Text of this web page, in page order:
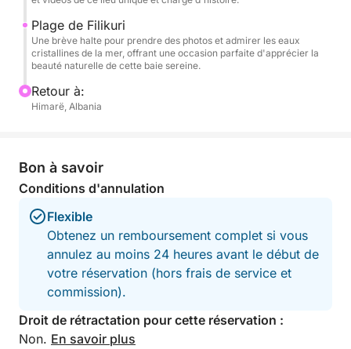
directement depuis l'eau. Une perspective unique
qui transforme le littoral en un décor de film, un
souvenir inoubliable.
N'oubliez pas votre crème solaire, votre chapeau et
Plage de Filikuri
Une brève halte pour prendre des photos et admirer les eaux
cristallines de la mer, offrant une occasion parfaite d'apprécier la
beauté naturelle de cette baie sereine.
Retour à:
Himarë, Albania
Bon à savoir
Conditions d'annulation
Flexible
Obtenez un remboursement complet si vous
annulez au moins 24 heures avant le début de
votre réservation (hors frais de service et
commission).
Droit de rétractation pour cette réservation :
Non. En savoir plus